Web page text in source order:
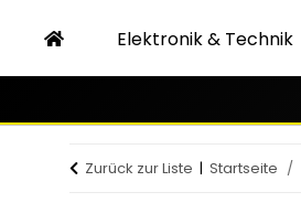
Elektronik & Technik
Zurück zur Liste Startseite